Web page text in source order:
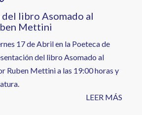
libro Asomado al
Mettini
17 de Abril en la Poeteca de
del libro Asomado al
Ruben Mettini a las 19:00 horas y
LEER MÁS